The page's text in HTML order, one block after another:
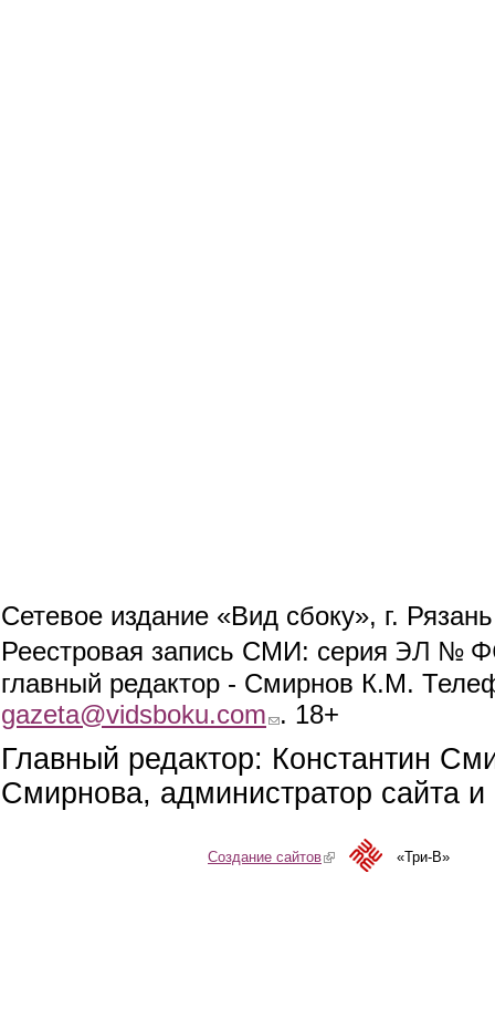
Сетевое издание «Вид сбоку», г.
Реестровая запись СМИ: серия ЭЛ №
главный редактор - Смирнов К.М.
gazeta@vidsboku.com (link sends e-mail)
. 18+
Главный редактор: Константин
Смирнова, администратор сайта
Создание сайтов(link is external)«Три-В»